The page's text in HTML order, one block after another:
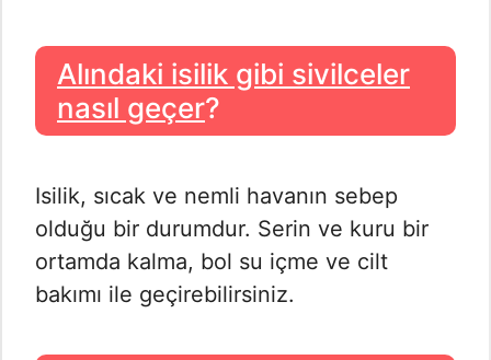
Alındaki isilik gibi sivilceler
nasıl geçer?
Isilik, sıcak ve nemli havanın sebep
olduğu bir durumdur. Serin ve kuru bir
ortamda kalma, bol su içme ve cilt
bakımı ile geçirebilirsiniz.